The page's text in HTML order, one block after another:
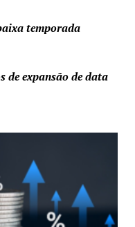
temporada
de expansão de data